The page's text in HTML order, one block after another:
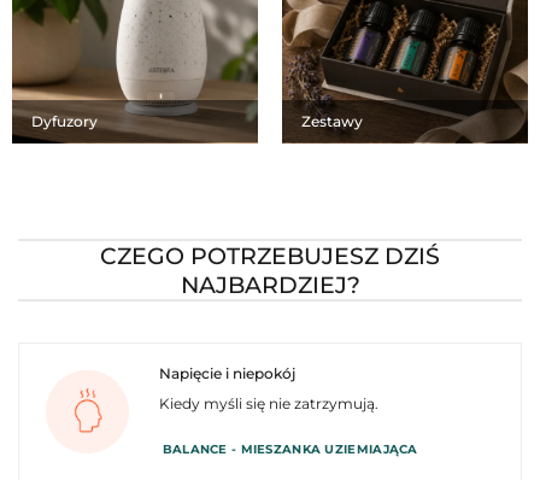
Dyfuzory Zestawy
CZEGO POTRZEBUJESZ DZIŚ
NAJBARDZIEJ?
Napięcie i niepokój
Kiedy myśli się nie zatrzymują.
BALANCE - MIESZANKA UZIEMIAJĄCA